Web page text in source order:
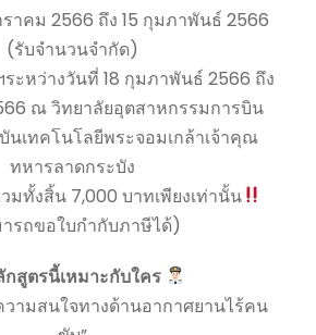
าคม 2566 ถึง 15 กุมภาพันธ์ 2566
(รับจำนวนจำกัด)
ระหว่างวันที่ 18 กุมภาพันธ์ 2566 ถึง
ณ วิทยาลัยอุตสาหกรรมการบิน
นเทคโนโลยีพระจอมเกล้าเจ้าคุณ
ทหารลาดกระบัง
มทั้งสิ้น 7,000 บาทเพียงเท่านั้น
รถขอใบกำกับภาษีได้)
กสูตรนี้เหมาะกับใคร
ามสนใจทางด้านอากาศยานไร้คน